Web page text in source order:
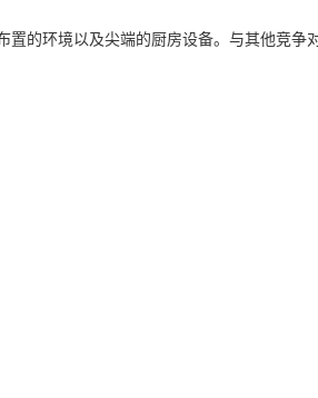
的环境以及尖端的厨房设备。与其他竞争